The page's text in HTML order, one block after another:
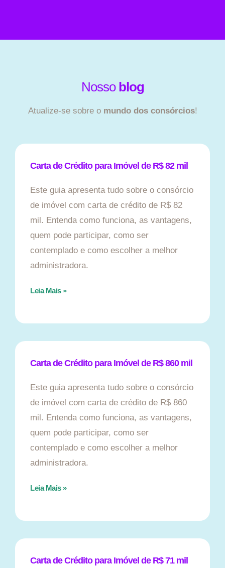
Nosso blog
Atualize-se sobre o mundo dos consórcios!
Carta de Crédito para Imóvel de R$ 82 mil
Este guia apresenta tudo sobre o consórcio
de imóvel com carta de crédito de R$ 82
mil. Entenda como funciona, as vantagens,
quem pode participar, como ser
contemplado e como escolher a melhor
administradora.
Leia Mais »
Carta de Crédito para Imóvel de R$ 860 mil
Este guia apresenta tudo sobre o consórcio
de imóvel com carta de crédito de R$ 860
mil. Entenda como funciona, as vantagens,
quem pode participar, como ser
contemplado e como escolher a melhor
administradora.
Leia Mais »
Carta de Crédito para Imóvel de R$ 71 mil